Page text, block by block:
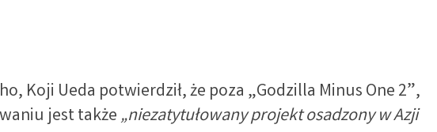
Koji Ueda potwierdził, że poza „Godzilla Minus One 2”,
jest także„niezatytułowany projekt osadzony w Azji